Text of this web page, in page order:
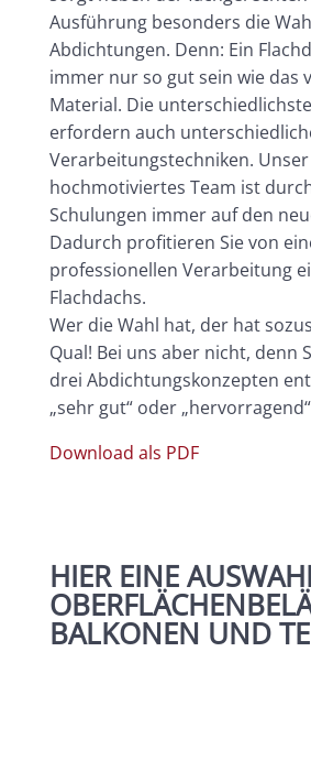
Ausführung besonders die
Abdichtungen. Denn: Ein
immer nur so gut sein wie das
Material. Die
erfordern auch
Verarbeitungstechniken. Unser
hochmotiviertes Team ist
Schulungen immer auf den
Dadurch profitieren Sie von
professionellen Verarbeitung
Flachdachs.
Wer die Wahl hat, der hat
Qual! Bei uns aber nicht, denn
drei Abdichtungskonzepten
„sehr gut“ oder
Download als PDF
HIER EINE
BALKONEN UND